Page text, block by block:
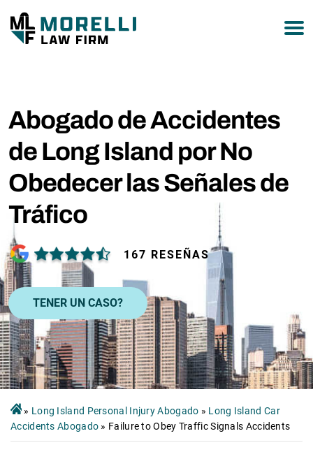
Abogado de Accidentes
de Long Island por No
Obedecer las Señales de
Tráfico
167 RESEÑAS
TENER UN CASO?
» Long Island Personal Injury Abogado » Long Island Car
Accidents Abogado » Failure to Obey Traffic Signals Accidents